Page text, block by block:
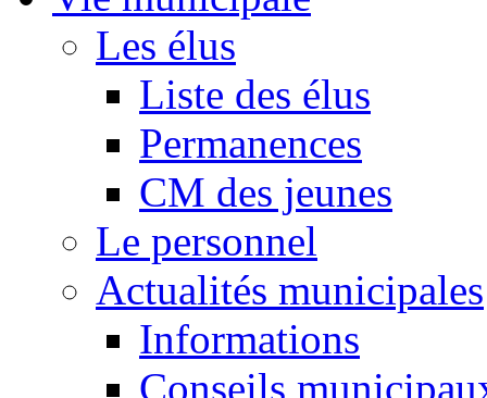
Les élus
Liste des élus
Permanences
CM des jeunes
Le personnel
Actualités municipales
Informations
Conseils